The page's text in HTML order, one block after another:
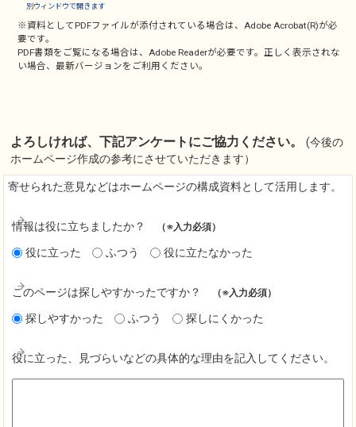
別ウィンドウで開きます
※資料としてPDFファイルが添付されている場合は、Adobe Acrobat(R)が必
要です。
PDF書類をご覧になる場合は、Adobe Readerが必要です。正しく表示されな
い場合、最新バージョンをご利用ください。